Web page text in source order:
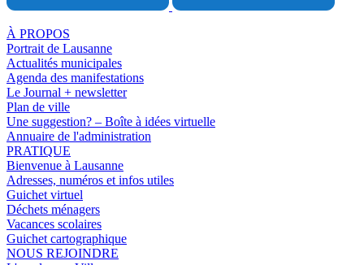
À PROPOS
Portrait de Lausanne
Actualités municipales
Agenda des manifestations
Le Journal + newsletter
Plan de ville
Une suggestion? – Boîte à idées virtuelle
Annuaire de l'administration
PRATIQUE
Bienvenue à Lausanne
Adresses, numéros et infos utiles
Guichet virtuel
Déchets ménagers
Vacances scolaires
Guichet cartographique
NOUS REJOINDRE